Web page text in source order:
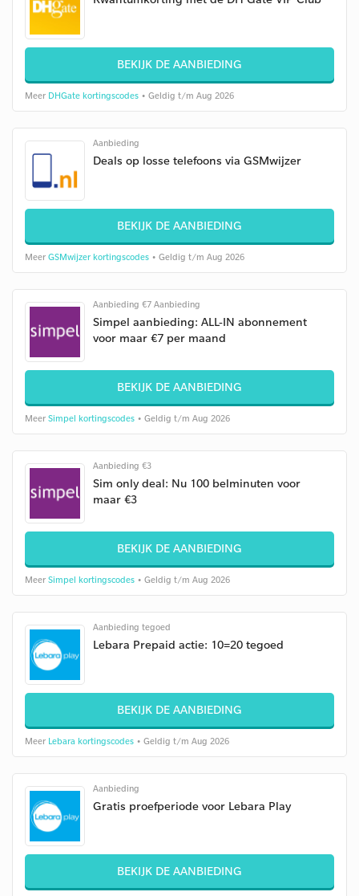
BEKIJK DE AANBIEDING
Meer DHGate kortingscodes • Geldig t/m Aug 2026
Aanbieding
Deals op losse telefoons via GSMwijzer
BEKIJK DE AANBIEDING
Meer GSMwijzer kortingscodes • Geldig t/m Aug 2026
Aanbieding €7 Aanbieding
Simpel aanbieding: ALL-IN abonnement
voor maar €7 per maand
BEKIJK DE AANBIEDING
Meer Simpel kortingscodes • Geldig t/m Aug 2026
Aanbieding €3
Sim only deal: Nu 100 belminuten voor
maar €3
BEKIJK DE AANBIEDING
Meer Simpel kortingscodes • Geldig t/m Aug 2026
Aanbieding tegoed
Lebara Prepaid actie: 10=20 tegoed
BEKIJK DE AANBIEDING
Meer Lebara kortingscodes • Geldig t/m Aug 2026
Aanbieding
Gratis proefperiode voor Lebara Play
BEKIJK DE AANBIEDING